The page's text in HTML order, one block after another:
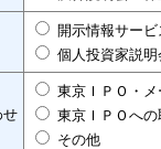
開示情報サービ
個人投資家説明
せ
東京ＩＰＯ・
東京ＩＰＯへ
その他